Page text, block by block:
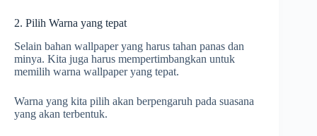
2. Pilih Warna yang tepat
Selain bahan wallpaper yang harus tahan panas dan
minya. Kita juga harus mempertimbangkan untuk
memilih warna wallpaper yang tepat.
Warna yang kita pilih akan berpengaruh pada suasana
yang akan terbentuk.